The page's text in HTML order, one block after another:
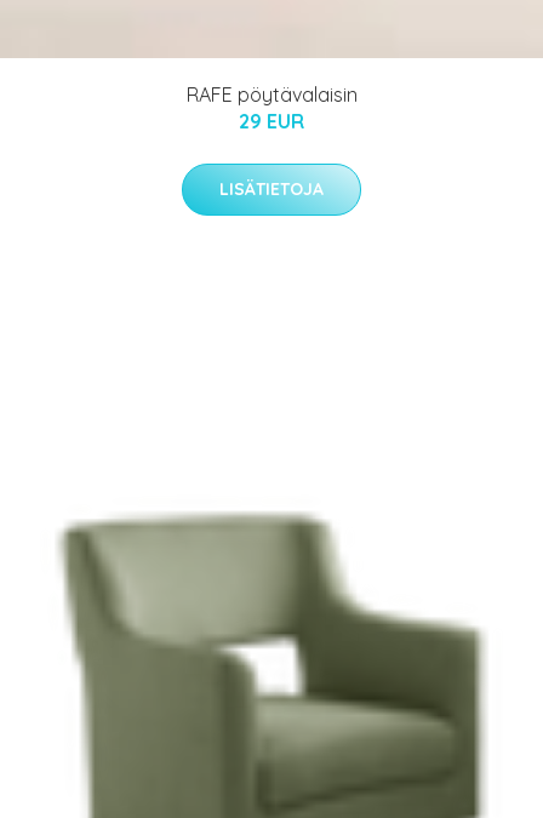
RAFE pöytävalaisin
29 EUR
LISÄTIETOJA